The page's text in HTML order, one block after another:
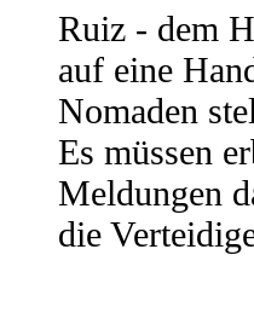
Ruiz - dem
auf eine
Nomaden
Es müssen
Meldungen
die